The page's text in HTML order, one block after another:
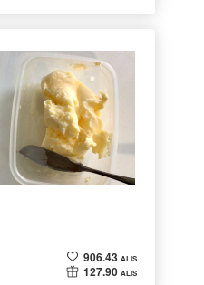
906.43 ALIS
127.90 ALIS